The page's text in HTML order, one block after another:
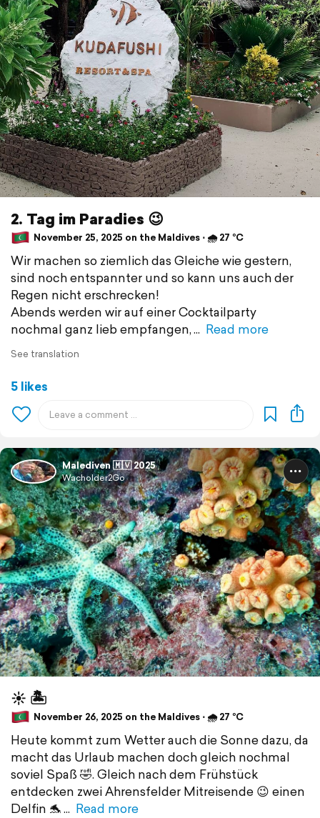
2. Tag im Paradies 😉
November 25, 2025 on the Maldives ⋅ 🌧 27 °C
Wir machen so ziemlich das Gleiche wie gestern,
sind noch entspannter und so kann uns auch der
Regen nicht erschrecken!
Abends werden wir auf einer Cocktailparty
nochmal ganz lieb empfangen,
Read more
See translation
5 likes
Malediven 🇲🇻 2025
Wacholder2Go
☀️ 🏝️
November 26, 2025 on the Maldives ⋅ 🌧 27 °C
Heute kommt zum Wetter auch die Sonne dazu, da
macht das Urlaub machen doch gleich nochmal
soviel Spaß 🤣. Gleich nach dem Frühstück
entdecken zwei Ahrensfelder Mitreisende 😉 einen
Delfin 🐬
Read more